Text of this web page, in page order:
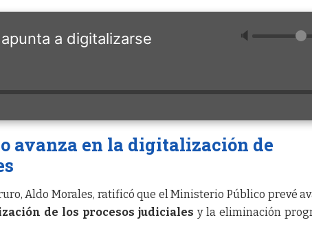
a digitalizarse 🔈
avanza en la digitalización de
Aldo Morales, ratificó que el Ministerio Público prevé
de los procesos judiciales y la eliminación